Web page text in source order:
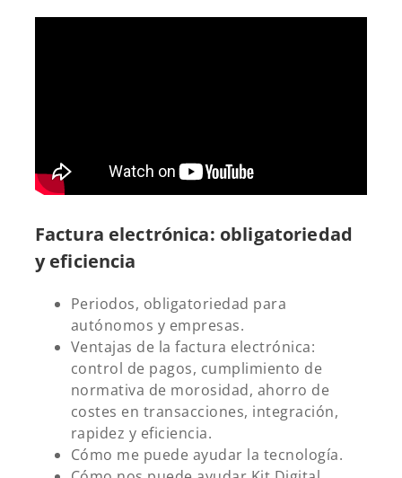
Factura electrónica: obligatoriedad
y eficiencia
Periodos, obligatoriedad para
autónomos y empresas.
Ventajas de la factura electrónica:
control de pagos, cumplimiento de
normativa de morosidad, ahorro de
costes en transacciones, integración,
rapidez y eficiencia.
Cómo me puede ayudar la tecnología.